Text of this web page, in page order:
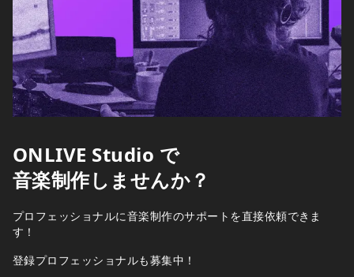
ONLIVE Studio で
音楽制作しませんか？
プロフェッショナルに音楽制作のサポートを直接依頼できま
す！
登録プロフェッショナルも募集中！